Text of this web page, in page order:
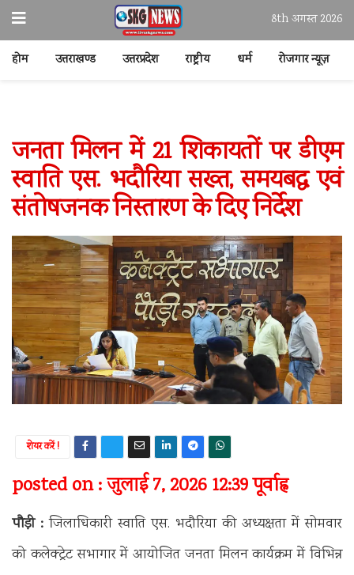
8th अगस्त 2026
होम उत्तराखण्ड उत्तरप्रदेश राष्ट्रीय धर्म रोजगार न्यूज़
जनता मिलन में 21 शिकायतों पर डीएम
स्वाति एस. भदौरिया सख्त, समयबद्ध एवं
संतोषजनक निस्तारण के दिए निर्देश
शेयर करें !
posted on : जुलाई 7, 2026 12:39 पूर्वाह्न
पौड़ी : जिलाधिकारी स्वाति एस. भदौरिया की अध्यक्षता में सोमवार
को कलेक्ट्रेट सभागार में आयोजित जनता मिलन कार्यक्रम में विभिन्न